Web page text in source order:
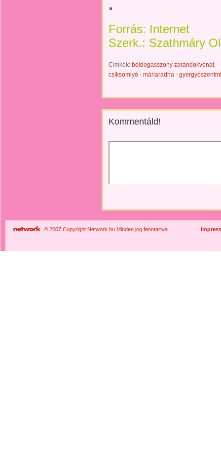
Forrás: Internet
Szerk.: Szathmáry
Címkék: boldogasszony zarándokvonat
csíksomlyó - máriaradna -
Kommentáld!
© 2007 Copyright Network.hu Minden jog fenntartva.